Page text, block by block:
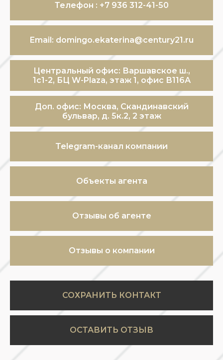
Телефон : +7 936 312-41-50
Email: domingo.ekaterina@century21.ru
Центральный офис: Варшавское ш.,
1с1-2, БЦ W-Plaza, этаж 1, офис В116А
Доп. офис: Москва, Скандинавский
бульвар, д. 5к.2, 2 этаж
Telegram-канал компании
Объекты агента
Отзывы об агенте
Отзывы о компании
СОХРАНИТЬ КОНТАКТ
ОСТАВИТЬ ОТЗЫВ